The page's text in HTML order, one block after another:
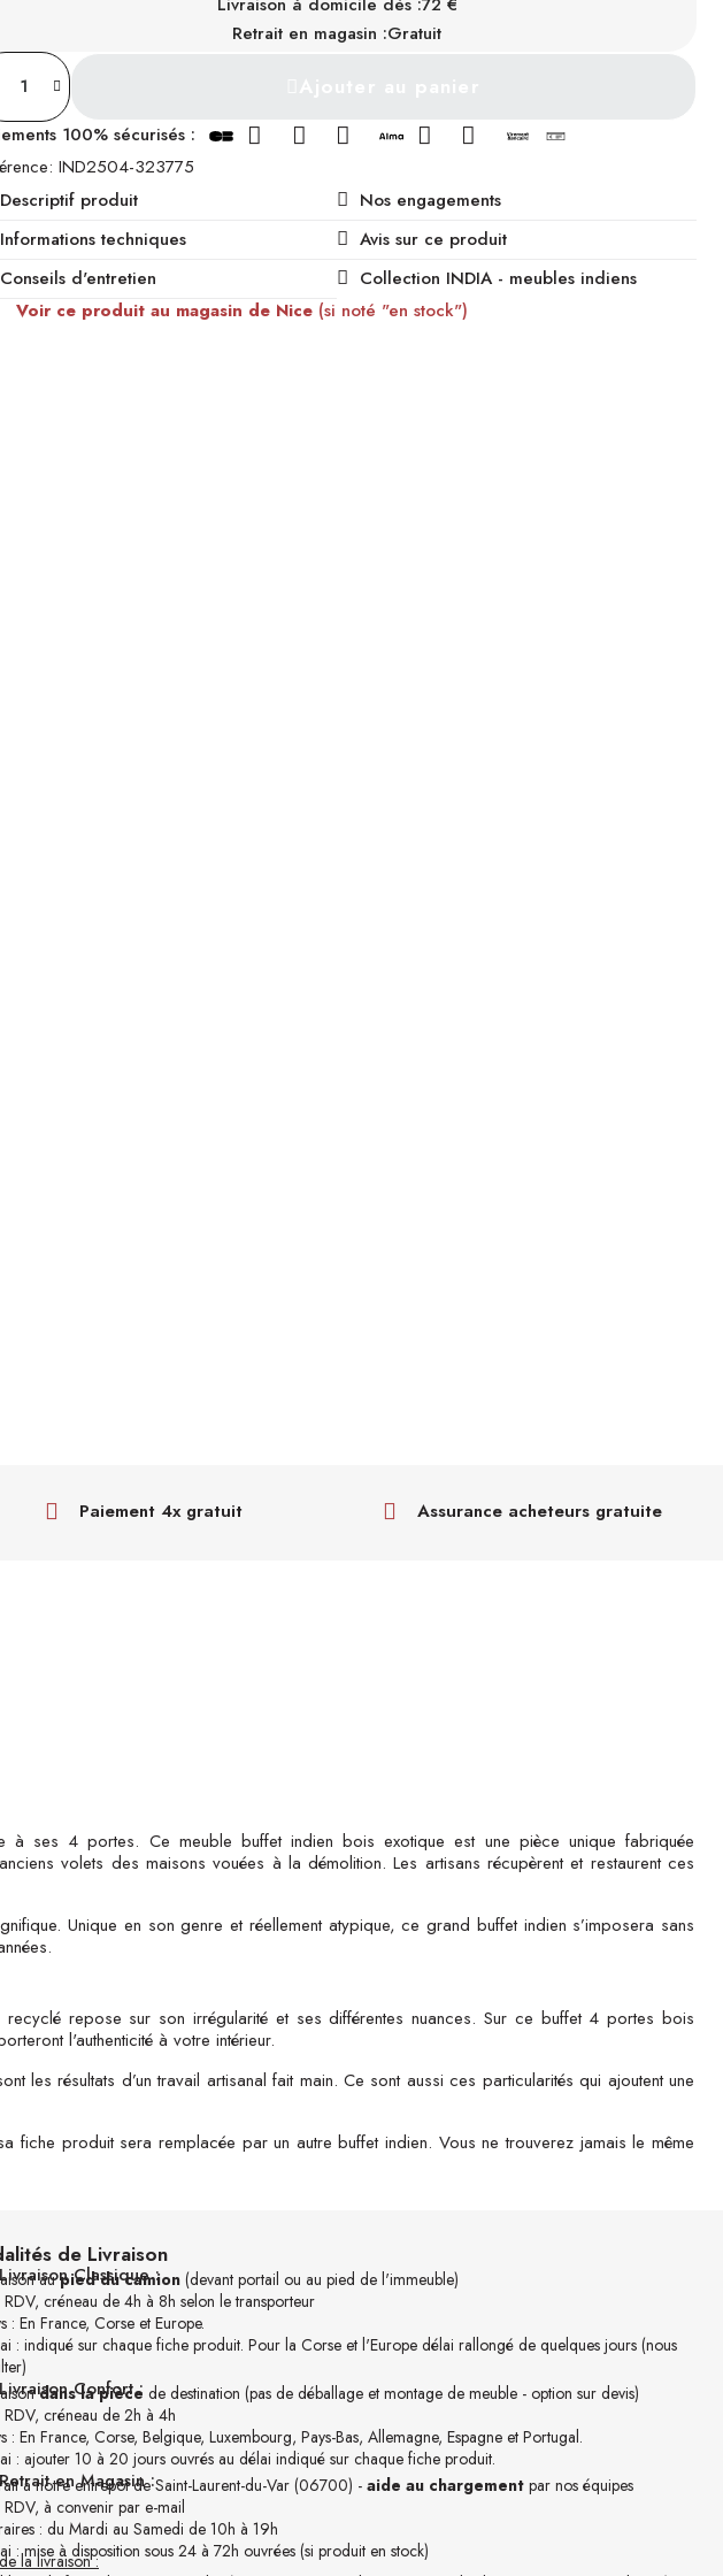
INDISPONIBLE
Retrait en magasin :Gratuit
100% sécurisés :
IND2504-323775
Descriptif produit
Informations techniques
Conseils d'entretien
Nos engagements
Avis sur ce produit
Collection INDIA - meubles indiens
Voir ce produit au magasin de Nice (si noté "en stock")
Paiement 4x gratuit Assurance acheteurs gratuite
à ses 4 portes. Ce meuble buffet indien bois exotique est une pièce unique fabriquée
volets des maisons vouées à la démolition. Les artisans récupèrent et restaurent ces
Unique en son genre et réellement atypique, ce grand buffet indien s’imposera sans
repose sur son irrégularité et ses différentes nuances. Sur ce buffet 4 portes bois
l'authenticité à votre intérieur.
les résultats d’un travail artisanal fait main. Ce sont aussi ces particularités qui ajoutent une
produit sera remplacée par un autre buffet indien. Vous ne trouverez jamais le même
de Livraison
Livraison Classique :
aupied du camion (devant portail ou au pied de l'immeuble)
créneau de 4h à 8h selon le transporteur
: En France, Corse et Europe.
: indiqué sur chaque fiche produit. Pour la Corse et l'Europe délai rallongé de quelques jours (nous
Livraison Confort :
dans la pièce de destination (pas de déballage et montage de meuble - option sur devis)
créneau de 2h à 4h
: En France, Corse, Belgique, Luxembourg, Pays-Bas, Allemagne, Espagne et Portugal.
: ajouter 10 à 20 jours ouvrés au délai indiqué sur chaque fiche produit.
Retrait en Magasin :
à notre entrepôt de Saint-Laurent-du-Var (06700) - aide au chargement par nos équipes
à convenir par e-mail
: du Mardi au Samedi de 10h à 19h
: mise à disposition sous 24 à 72h ouvrées (si produit en stock)
la livraison :